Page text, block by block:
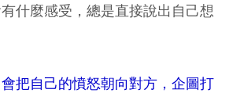
什麼感受，總是直接說出自己想
會把自己的憤怒朝向對方，企圖打